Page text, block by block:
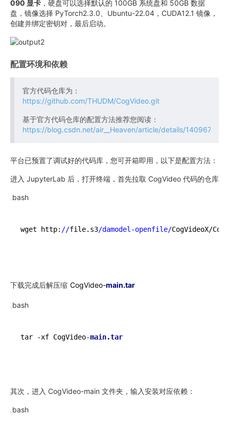
090 显卡 ，硬盘可以选择默认的 100GB 系统盘和 50GB 数据
盘，镜像选择 PyTorch2.3.0、Ubuntu-22.04，CUDA12.1 镜像，
创建并绑定密钥对，最后启动。
配置环境和依赖
官方代码仓库为：
https://github.com/THUDM/CogVideo.git
基于官方代码仓库的配置方法推荐您阅读：
https://blog.csdn.net/air__Heaven/article/details/140967138
平台已预置了调试好的代码库，您可开箱即用，以下是配置方法：
进入 JupyterLab 后，打开终端，首先拉取 CogVideo 代码的仓库
bash
wget http: //file.s3/damodel-openfile/CogVideoX/
下载完成后解压缩 CogVideo-main.tar
bash
tar -xf CogVideo-main.tar
其次，进入 CogVideo-main 文件夹，输入安装对应依赖：
bash